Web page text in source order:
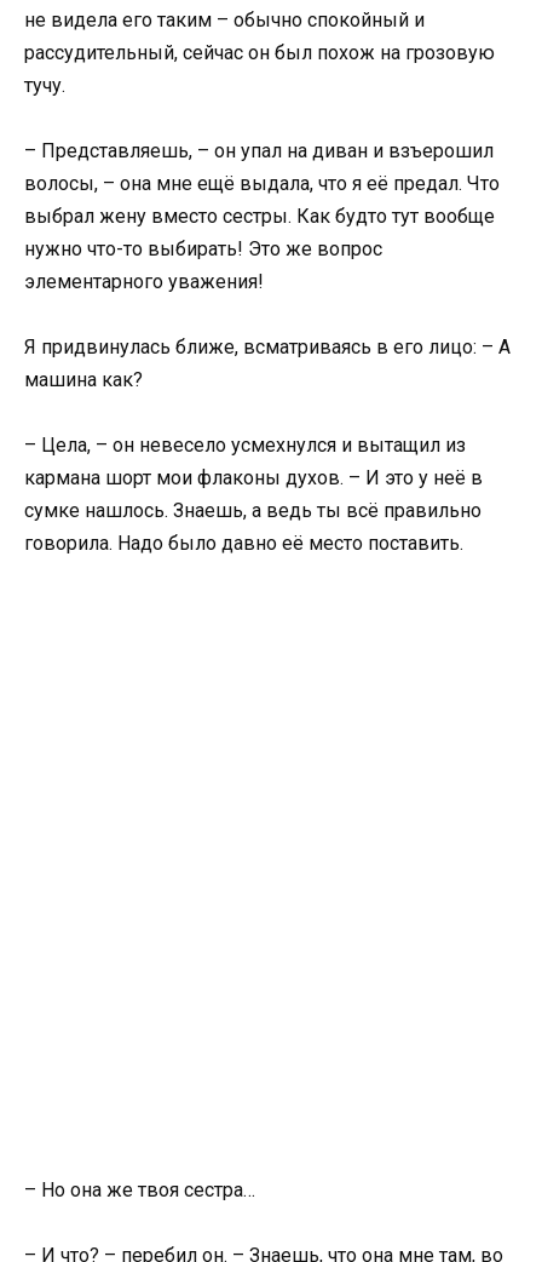
не видела его таким – обычно спокойный и
рассудительный, сейчас он был похож на грозовую
тучу.
– Представляешь, – он упал на диван и взъерошил
волосы, – она мне ещё выдала, что я её предал. Что
выбрал жену вместо сестры. Как будто тут вообще
нужно что-то выбирать! Это же вопрос
элементарного уважения!
Я придвинулась ближе, всматриваясь в его лицо: – А
машина как?
– Цела, – он невесело усмехнулся и вытащил из
кармана шорт мои флаконы духов. – И это у неё в
сумке нашлось. Знаешь, а ведь ты всё правильно
говорила. Надо было давно её место поставить.
– Но она же твоя сестра…
– И что? – перебил он. – Знаешь, что она мне там, во